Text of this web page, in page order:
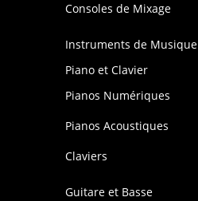
Consoles de Mixage
Instruments de Musique
Piano et Clavier
Pianos Numériques
Pianos Acoustiques
Claviers
Guitare et Basse